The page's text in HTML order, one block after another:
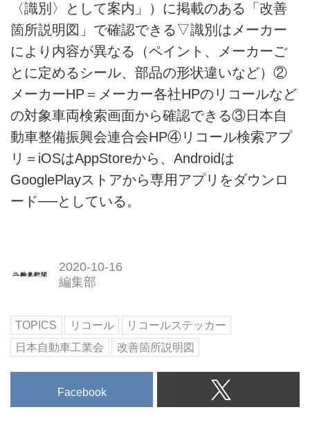
〈識別〉として案内」）に掲載のある「改善
箇所説明図」で確認できる▽識別はメーカー
により内容が異なる（ペイント、メーカーご
とに定めるシール、部品の形状違いなど）②
メーカーHP＝メーカー各社HPのリコールなど
の対象車両検索画面から確認できる③日本自
動車整備振興会連合会HP④リコール検索アプ
リ＝iOSはAppStoreから、Androidは
GooglePlayストアから専用アプリをダウンロ
ード──としている。
2020-10-16
編集部
TOPICS リコール
リコールステッカー
日本自動車工業会
改善箇所説明図
Facebook